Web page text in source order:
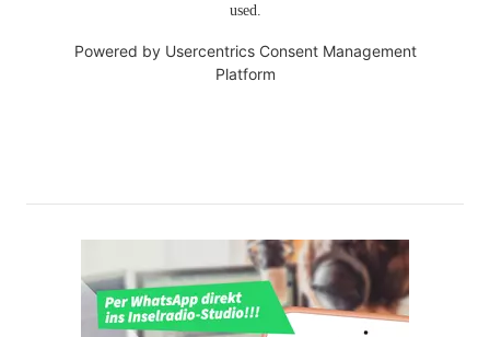
used.
Powered by Usercentrics Consent Management
Platform